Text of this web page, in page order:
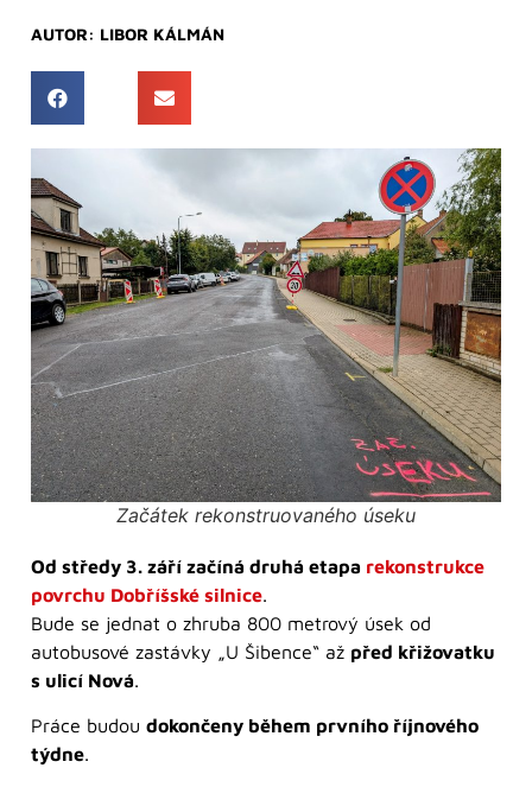
AUTOR: LIBOR KÁLMÁN
Začátek rekonstruovaného úseku
Od středy 3. září začíná druhá etapa rekonstrukce
povrchu Dobříšské silnice.
Bude se jednat o zhruba 800 metrový úsek od
autobusové zastávky „U Šibence“ až před křižovatku
s ulicí Nová.
Práce budou dokončeny během prvního říjnového
týdne.